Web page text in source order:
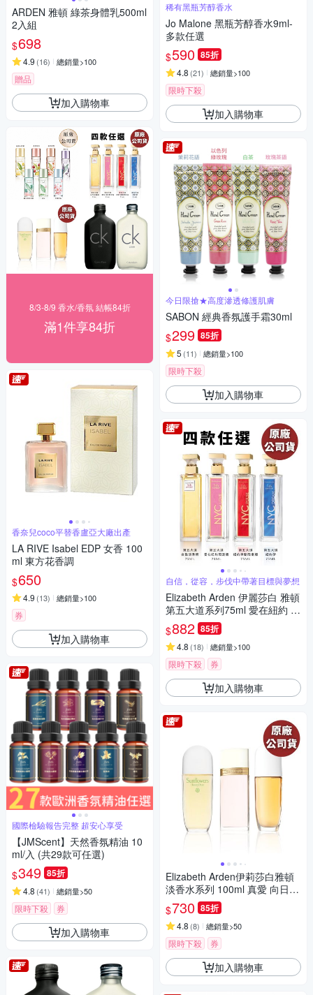
ARDEN 雅頓 綠茶身體乳500ml
2入組
$698
4.9 (16) 總銷量>100
贈品
加入購物車
8/3-8/9 香水/香氛 結帳84折
滿1件享84折
香奈兒coco平替香盧亞大廠出產
LA RIVE Isabel EDP 女香 100
ml 東方花香調
$650
4.9 (13) 總銷量>100
券
加入購物車
國際檢驗報告完整 超安心享受
【JMScent】天然香氛精油 10
ml/入 (共29款可任選)
$349 85折
4.8 (41) 總銷量>50
限時下殺 券
加入購物車
稀有黑瓶芳醇香水
Jo Malone 黑瓶芳醇香水9ml-
多款任選
$590 85折
4.8 (21) 總銷量>100
限時下殺
加入購物車
今日限搶★高度滲透修護肌膚
SABON 經典香氛護手霜30ml
$299 85折
5 (11) 總銷量>100
限時下殺
加入購物車
自信，從容，步伐中帶著目標與夢想
Elizabeth Arden 伊麗莎白 雅頓
第五大道系列75ml 愛在紐約 紐
約限定 紐約夢 (多款任選-原廠
公司貨)
$882 85折
4.8 (18) 總銷量>100
限時下殺 券
加入購物車
Elizabeth Arden伊莉莎白雅頓
淡香水系列 100ml 真愛 向日葵
女性 向日葵蜂蜜 多款任選(原
廠公司貨)
$730 85折
4.8 (8) 總銷量>50
限時下殺 券
加入購物車